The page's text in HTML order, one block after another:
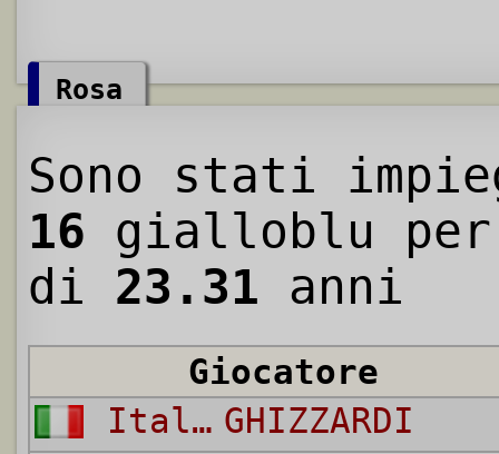
Rosa
Sono stati
16 gialloblu per
di 23.31 anni
Giocatore
Italo GHIZZARDI